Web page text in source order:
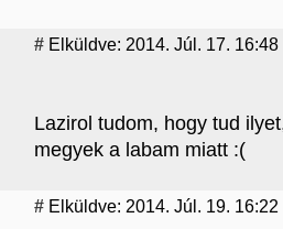
# Elküldve: 2014. Júl. 17. 16:48
Lazirol tudom, hogy tud
megyek a labam miatt :(
# Elküldve: 2014. Júl. 19. 16:22